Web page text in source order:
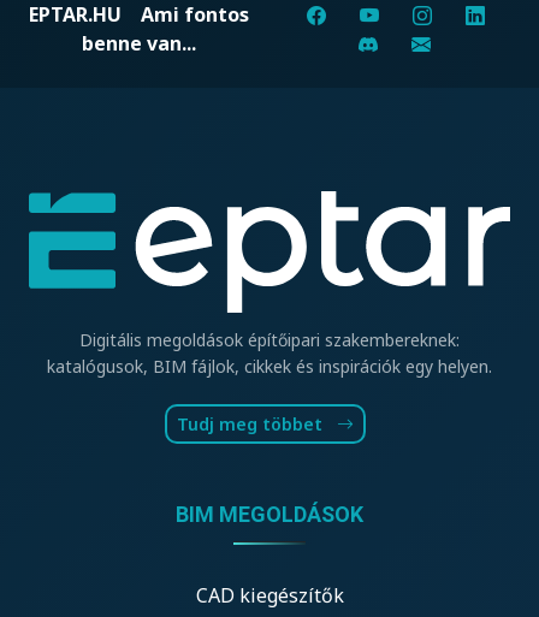
EPTAR.HU Ami fontos
benne van...
Digitális megoldások építőipari szakembereknek:
katalógusok, BIM fájlok, cikkek és inspirációk egy helyen.
Tudj meg többet
BIM MEGOLDÁSOK
CAD kiegészítők